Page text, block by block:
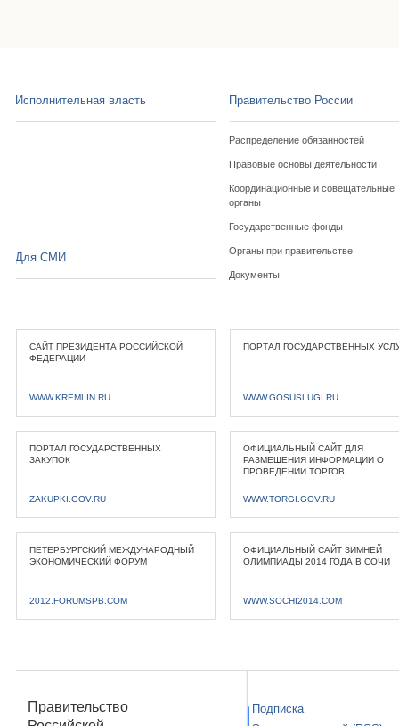
Исполнительная власть Правительство России
Распределение обязанностей
Правовые основы деятельности
Координационные и совещательные
органы
Государственные фонды
Органы при правительстве
Документы
Для СМИ
САЙТ ПРЕЗИДЕНТА РОССИЙСКОЙ
ФЕДЕРАЦИИ
WWW.KREMLIN.RU
ПОРТАЛ ГОСУДАРСТВЕННЫХ
WWW.GOSUSLUGI.RU
ПОРТАЛ ГОСУДАРСТВЕННЫХ
ЗАКУПОК
ZAKUPKI.GOV.RU
ОФИЦИАЛЬНЫЙ САЙТ ДЛЯ
РАЗМЕЩЕНИЯ ИНФОРМАЦИИ О
ПРОВЕДЕНИИ ТОРГОВ
WWW.TORGI.GOV.RU
ПЕТЕРБУРГСКИЙ МЕЖДУНАРОДНЫЙ
ЭКОНОМИЧЕСКИЙ ФОРУМ
2012.FORUMSPB.COM
ОФИЦИАЛЬНЫЙ САЙТ ЗИМНЕЙ
ОЛИМПИАДЫ 2014 ГОДА В СОЧИ
WWW.SOCHI2014.COM
Правительство
Подписка